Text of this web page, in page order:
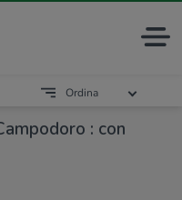
: con
Ordina